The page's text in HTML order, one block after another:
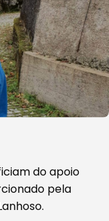
do apoio
pela